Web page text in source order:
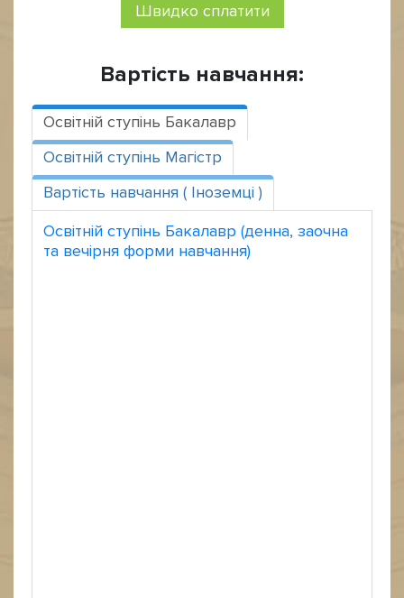
Швидко сплатити
Вартість навчання:
Освітній ступінь Бакалавр
Освітній ступінь Магістр
Вартість навчання ( Іноземці )
Освітній ступінь Бакалавр (денна, заочна
та вечірня форми навчання)